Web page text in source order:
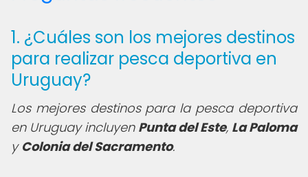
1. ¿Cuáles son los mejores destinos
para realizar pesca deportiva en
Uruguay?
Los mejores destinos para la pesca deportiva
en Uruguay incluyen Punta del Este, La Paloma
y Colonia del Sacramento.